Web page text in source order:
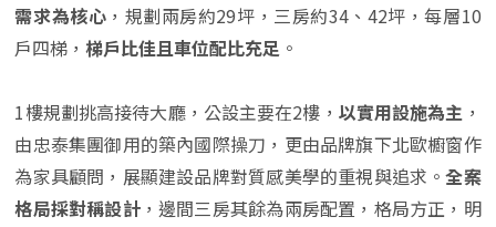
需求為核心 ，規劃兩房約29坪，三房約34、42坪，每層10
戶四梯，梯戶比佳且車位配比充足 。
1樓規劃挑高接待大廳，公設主要在2樓， 以實用設施為主 ，
由忠泰集團御用的築內國際操刀，更由品牌旗下北歐櫥窗作
為家具顧問，展顯建設品牌對質感美學的重視與追求。全案
格局採對稱設計，邊間三房其餘為兩房配置，格局方正，明